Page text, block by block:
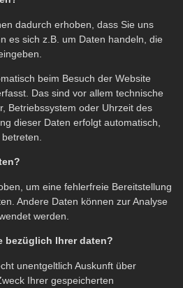
dadurch erhoben, dass Sie uns
es sich z.B. um Daten handeln, die
beim Besuch der Website
Das sind vor allem technische
Betriebssystem oder Uhrzeit des
dieser Daten erfolgt automatisch,
um eine fehlerfreie Bereitstellung
Andere Daten können zur Analyse
werden.
bezüglich Ihrer daten?
unentgeltlich Auskunft über
Ihrer gespeicherten